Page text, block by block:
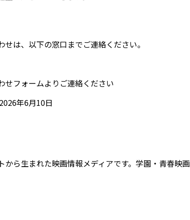
は、以下の窓口までご連絡ください。
せフォームよりご連絡ください
年6月10日
ら生まれた映画情報メディアです。学園・青春